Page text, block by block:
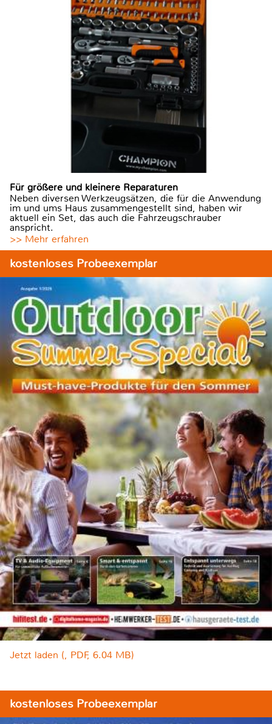
Für größere und kleinere Reparaturen
Neben diversen Werkzeugsätzen, die für die Anwendung
im und ums Haus zusammengestellt sind, haben wir
aktuell ein Set, das auch die Fahrzeugschrauber
anspricht.
>> Mehr erfahren
kostenloses Probeexemplar
Jetzt laden (, PDF, 6.04 MB)
kostenloses Probeexemplar